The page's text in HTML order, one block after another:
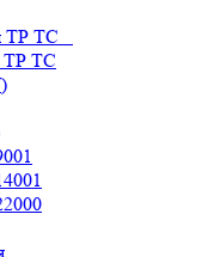
ТР ТС
ТР ТС